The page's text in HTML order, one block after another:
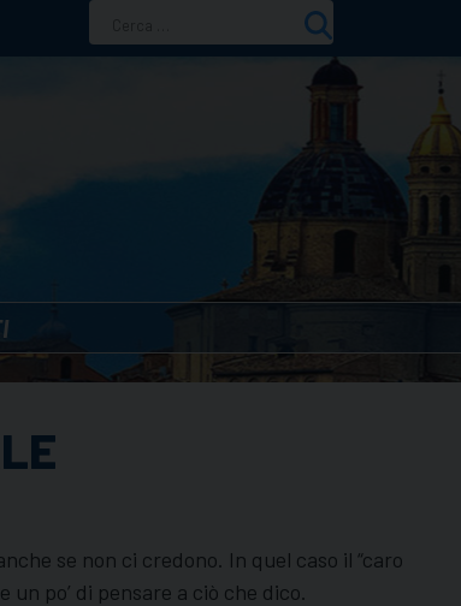
per:
se non ci credono. In quel caso il “caro
po’ di pensare a ciò che dico.